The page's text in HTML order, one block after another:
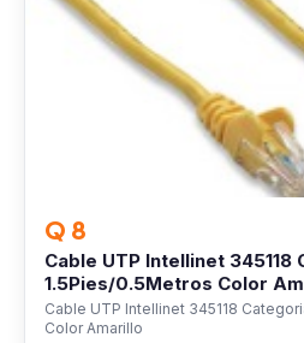
Q 8
Cable UTP Intellinet 345118
1.5Pies/0.5Metros Color
Cable UTP Intellinet 345118
Color Amarillo